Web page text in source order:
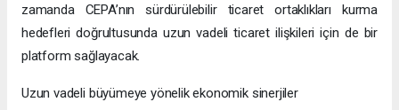
zamanda CEPA’nın sürdürülebilir ticaret ortaklıkları kurma
hedefleri doğrultusunda uzun vadeli ticaret ilişkileri için de bir
platform sağlayacak.
Uzun vadeli büyümeye yönelik ekonomik sinerjiler